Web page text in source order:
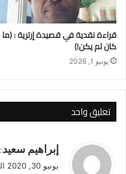
قراءة نقدية في قصيدة إرترية : (ما
كان لم يكن!)
يونيو 1, 2026
تعليق واحد
يإبراهيم سعيد:
يونيو 30, 2020 الساعة 10:13 ص